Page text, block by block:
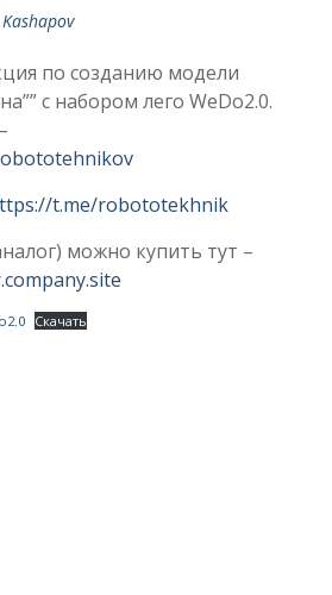
по созданию модели
с набором лего WeDo2.0.
t.me/robototekhnik
можно купить тут –
Скачать